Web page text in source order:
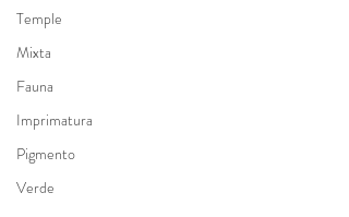
Temple
Mixta
Fauna
Imprimatura
Pigmento
Verde